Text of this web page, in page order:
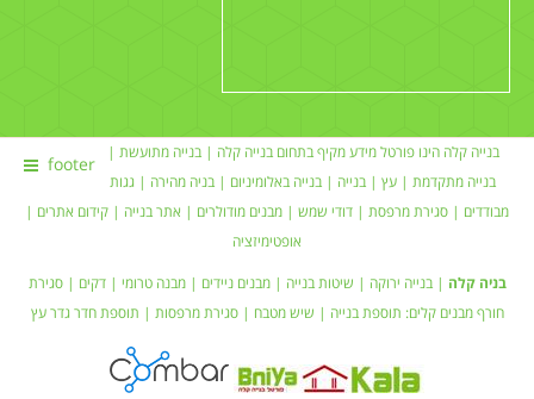
footer
בנייה קלה הינו פורטל מידע מקיף בתחוםבנייה קלה |בנייה מתועשת
בנייה מתקדמת | עץ בנייה בנייה באלומיניום בניה מהירה
גגות
מבודדים
סגירת מרפסת דודי שמש | מבנים מודולרים | אתר בנייה קידום אתרים
אופטימיזציה
בניה קלה |בנייה ירוקה שיטות בנייה |מבנים ניידים | מבנה טרומי |דקים |סגירת
חורף מבנים קלים: תוספת בנייה שיש מטבח | סגירת מרפסות | תוספת חדרגדר עץ